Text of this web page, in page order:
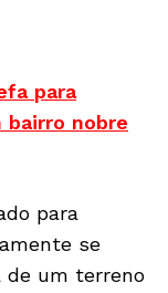
para
bairro nobre
para
se
de um terreno